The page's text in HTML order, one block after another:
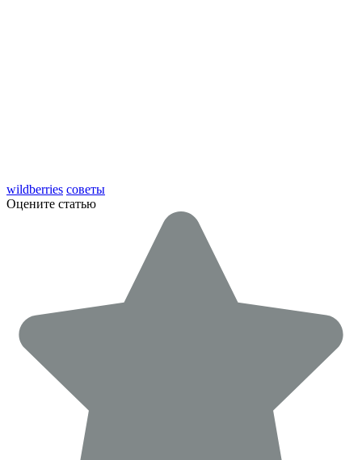
wildberries советы
Оцените статью